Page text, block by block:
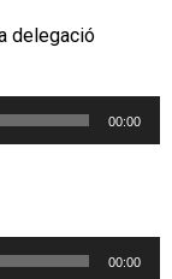
delegació
00:00
00:00